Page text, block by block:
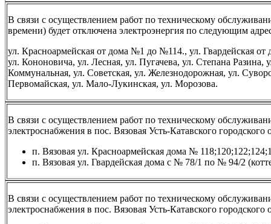
В связи с осуществлением работ по техническому
времени) будет отключена электроэнергия по следующим
ул. Красноармейская от дома №1 до №114., ул. Гвардейская
ул. Кононовича, ул. Лесная, ул. Пугачева, ул. Степана
Коммунальная, ул. Советская, ул. Железнодорожная, ул.
Первомайская, ул. Мало-Лукинская, ул. Морозова.
В связи с осуществлением работ по техническому
электроснабжения в пос. Вязовая Усть-Катавского городского
п. Вязовая ул. Красноармейская дома №
п. Вязовая ул. Гвардейская дома с № 78/1 по № 94/2
В связи с осуществлением работ по техническому
электроснабжения в пос. Вязовая Усть-Катавского городского